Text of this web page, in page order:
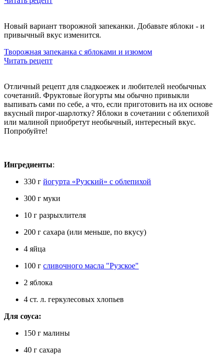
Новый вариант творожной запеканки. Добавьте яблоки - и
привычный вкус изменится.
Творожная запеканка с яблоками и изюмом
Читать рецепт
Отличный рецепт для сладкоежек и любителей необычных
сочетаний. Фруктовые йогурты мы обычно привыкли
выпивать сами по себе, а что, если приготовить на их основе
вкусный пирог-шарлотку? Яблоки в сочетании с облепихой
или малиной приобретут необычный, интересный вкус.
Попробуйте!
Ингредиенты:
330 г йогурта «Рузский» с облепихой
300 г муки
10 г разрыхлителя
200 г сахара (или меньше, по вкусу)
4 яйца
100 г сливочного масла "Рузское"
2 яблока
4 ст. л. геркулесовых хлопьев
Для соуса:
150 г малины
40 г сахара